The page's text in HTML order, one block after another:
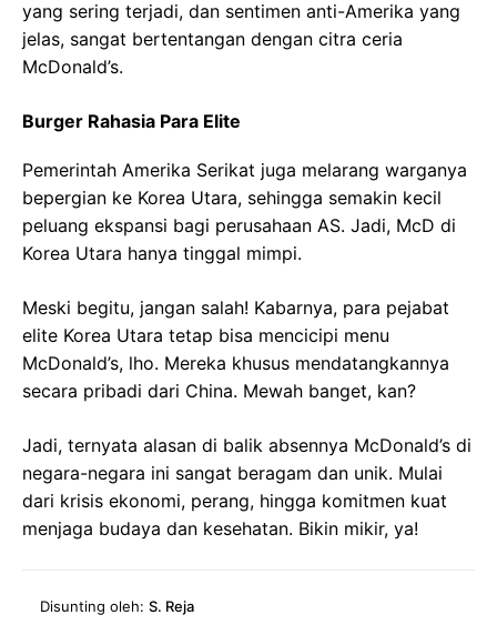
yang sering terjadi, dan sentimen anti-Amerika yang
jelas, sangat bertentangan dengan citra ceria
McDonald’s.
Burger Rahasia Para Elite
Pemerintah Amerika Serikat juga melarang warganya
bepergian ke Korea Utara, sehingga semakin kecil
peluang ekspansi bagi perusahaan AS. Jadi, McD di
Korea Utara hanya tinggal mimpi.
Meski begitu, jangan salah! Kabarnya, para pejabat
elite Korea Utara tetap bisa mencicipi menu
McDonald’s, lho. Mereka khusus mendatangkannya
secara pribadi dari China. Mewah banget, kan?
Jadi, ternyata alasan di balik absennya McDonald’s di
negara-negara ini sangat beragam dan unik. Mulai
dari krisis ekonomi, perang, hingga komitmen kuat
menjaga budaya dan kesehatan. Bikin mikir, ya!
Disunting oleh: S. Reja